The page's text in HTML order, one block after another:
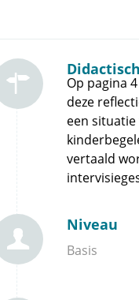
Op pagina
deze
een
vertaald
Niveau
Basis